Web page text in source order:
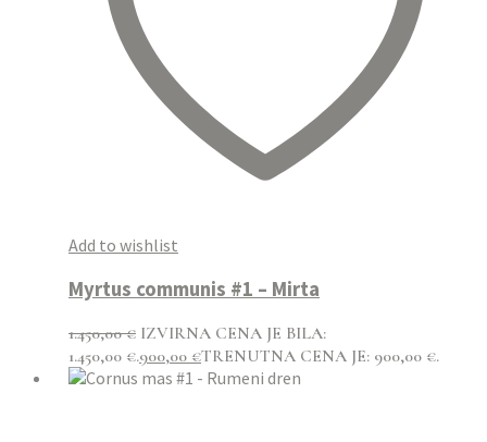
Add to wishlist
Myrtus communis #1 – Mirta
1.450,00€ IZVIRNA CENA JE BILA:
1.450,00 €.900,00 €TRENUTNA CENA JE: 900,00 €.